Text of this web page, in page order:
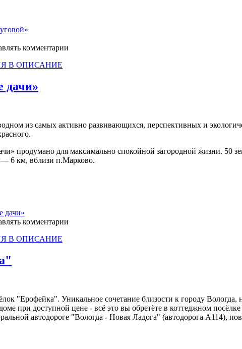
комментарии
В ОПИСАНИЕ
дачи»
из самых активно развивающихся, перспективных и
продумано для максимально спокойной загородной жизни. 50
— 6 км, вблизи п.Марково.
дачи»
комментарии
В ОПИСАНИЕ
"Ерофейка". Уникальное сочетание близости к городу
при доступной цене - всё это вы обретёте в коттеджном
автодороге "Вологда - Новая Ладога" (автодорога А114),